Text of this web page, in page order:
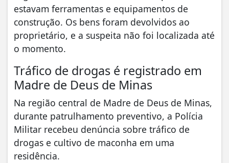
estavam ferramentas e equipamentos de
construção. Os bens foram devolvidos ao
proprietário, e a suspeita não foi localizada até
o momento.
Tráfico de drogas é registrado em
Madre de Deus de Minas
Na região central de Madre de Deus de Minas,
durante patrulhamento preventivo, a Polícia
Militar recebeu denúncia sobre tráfico de
drogas e cultivo de maconha em uma
residência.